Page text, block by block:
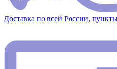
Доставка по всей России,